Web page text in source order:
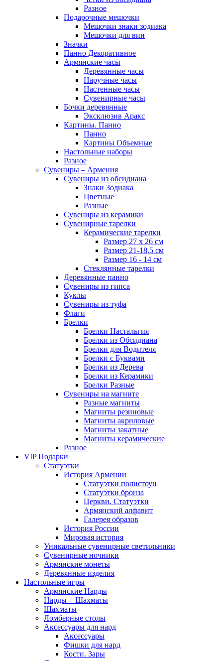
Разное
Подарочные мешочки
Мешочки знаки зодиака
Мешочки для вин
Значки
Панно Декоративное
Армянские часы
Деревянные часы
Наручные часы
Настенные часы
Сувенирные часы
Бочки деревянные
Эксклюзив Аракс
Картины. Панно
Панно
Картины Объемные
Настольные наборы
Разное
Сувениры – Армения
Сувениры из обсидиана
Знаки Зодиака
Цветные
Разные
Сувениры из керамики
Сувенирные тарелки
Керамические тарелки
Размер 27 х 26 см
Размер 21-18,5 см
Размер 16 - 14 см
Стеклянные тарелки
Деревянные панно
Сувениры из гипса
Куклы
Сувениры из туфа
Флаги
Брелки
Брелки Настальгия
Брелки из Обсидиана
Брелки для Водителя
Брелки с Буквами
Брелки из Дерева
Брелки из Керамики
Брелки Разные
Сувениры на магните
Разные магниты
Магниты резиновые
Магниты акриловые
Магниты закатные
Магниты керамические
Разное
VIP Подарки
Статуэтки
История Армении
Статуэтки полистоун
Статуэтки бронза
Церкви. Статуэтки
Армянский алфавит
Галерея образов
История России
Мировая история
Уникальные сувенирные светильники
Сувенирные ночники
Армянские монеты
Деревянные изделия
Настольные игры
Армянские Нарды
Нарды + Шахматы
Шахматы
Ломберные столы
Аксессуары для нард
Аксессуары
Фишки для нард
Кости. Зары